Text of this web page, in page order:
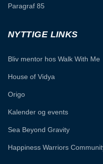
Paragraf 85
NYTTIGE LINKS
Bliv mentor hos Walk With Me
House of Vidya
Origo
Kalender og events
Sea Beyond Gravity
Happiness Warriors